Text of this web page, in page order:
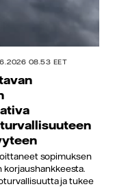
08.53 EET
sopimuksen
korjaushankkeesta.
ja tukee